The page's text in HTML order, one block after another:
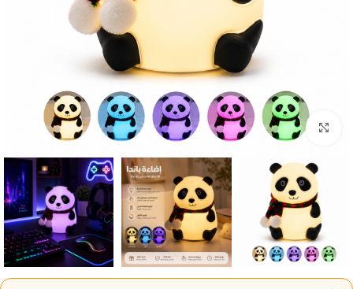
Click to enlarge